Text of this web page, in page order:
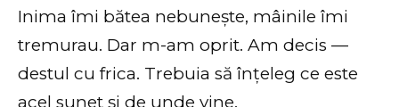
Inima îmi bătea nebunește, mâinile îmi
tremurau. Dar m-am oprit. Am decis —
destul cu frica. Trebuia să înțeleg ce este
acel sunet și de unde vine.